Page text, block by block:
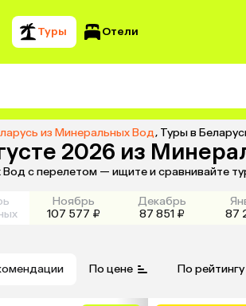
Туры Отели
из Минеральных Вод, Туры в
2026 из
Вод с перелетом — ищите и сравнивайте
Ноябрь
107 577 ₽
Декабрь
87 851 ₽
87
По цене По рейтингу